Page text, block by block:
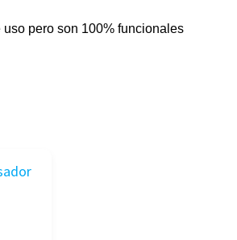
pero son 100% funcionales